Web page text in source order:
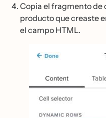
Copia el fragmento de
producto que creaste
el campo HTML.